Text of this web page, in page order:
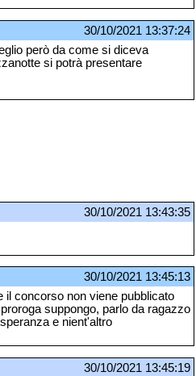
30/10/2021 13:37:24
però da come si diceva
si potrà presentare
30/10/2021 13:43:35
30/10/2021 13:45:13
il concorso non viene pubblicato
suppongo, parlo da ragazzo
e nient'altro
30/10/2021 13:45:19